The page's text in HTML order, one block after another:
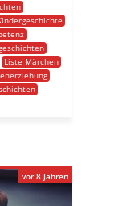
Liste Märchen
vor 8 Jahren